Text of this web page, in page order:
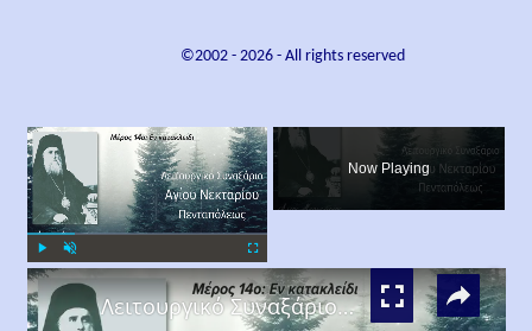
©2002 - 2026- All rights reserved
×
Play Unmute Fullscreen
Now Playing
×
Λειτουργικό Συναξάριο Αγίου Νεκταρίου Πενταπόλεως Μέρος 14ο